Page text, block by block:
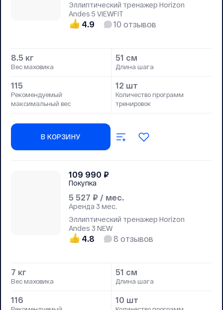
Эллиптический тренажер Horizon
Andes 5 VIEWFIT
4.9 10 отзывов
8.5 кг
Вес маховика
51 см
Длина шага
115
Рекомендуемый
максимальный вес
12 шт
Количество программ
тренировок
В КОРЗИНУ
5 527 ₽ / мес.
Аренда 3 мес.
109 990 ₽
Покупка
Эллиптический тренажер Horizon
Andes 3 NEW
4.8 8 отзывов
7 кг
Вес маховика
51 см
Длина шага
116 10 шт